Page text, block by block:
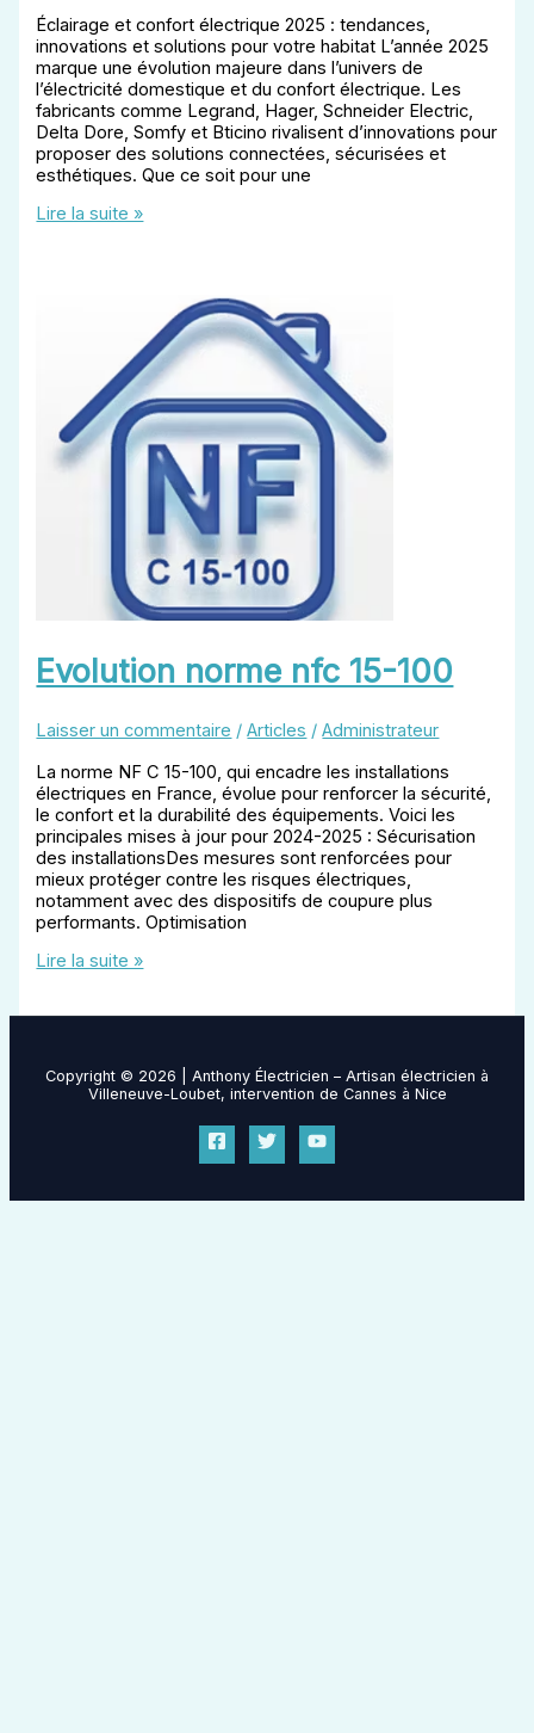
Éclairage et confort électrique 2025 : tendances,
innovations et solutions pour votre habitat L’année 2025
marque une évolution majeure dans l’univers de
l’électricité domestique et du confort électrique. Les
fabricants comme Legrand, Hager, Schneider Electric,
Delta Dore, Somfy et Bticino rivalisent d’innovations pour
proposer des solutions connectées, sécurisées et
esthétiques. Que ce soit pour une
Éclairage
Lire la suite »
Evolution norme nfc 15-100
Laisser un commentaire /Articles /Administrateur
La norme NF C 15-100, qui encadre les installations
électriques en France, évolue pour renforcer la sécurité,
le confort et la durabilité des équipements. Voici les
principales mises à jour pour 2024-2025 : Sécurisation
des installationsDes mesures sont renforcées pour
mieux protéger contre les risques électriques,
notamment avec des dispositifs de coupure plus
performants. Optimisation
Evolution
Lire la suite »
Copyright © 2026 | Anthony Électricien – Artisan électricien à
Villeneuve-Loubet, intervention de Cannes à Nice